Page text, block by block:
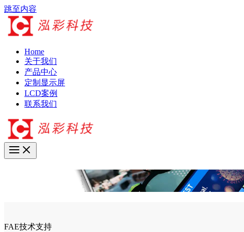
跳至内容
Home
关于我们
产品中心
定制显示屏
LCD案例
联系我们
FAE技术支持